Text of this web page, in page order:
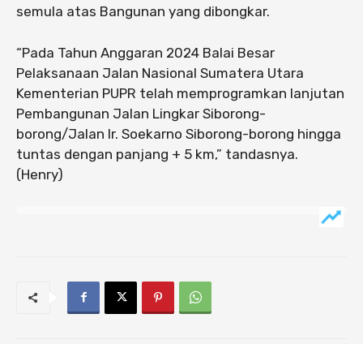
semula atas Bangunan yang dibongkar.
“Pada Tahun Anggaran 2024 Balai Besar
Pelaksanaan Jalan Nasional Sumatera Utara
Kementerian PUPR telah memprogramkan lanjutan
Pembangunan Jalan Lingkar Siborong-
borong/Jalan Ir. Soekarno Siborong-borong hingga
tuntas dengan panjang + 5 km,” tandasnya.
(Henry)